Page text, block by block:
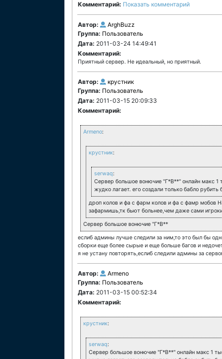
Комментарий: Показать комментарий
Автор:
ArghBuzz
Группа: Пользователь
Дата: 2011-03-24 14:49:41
Комментарий:
Приятный сервер. Не идеальный, но приятный.
Автор:
крустник
Группа: Пользователь
Дата: 2011-03-15 20:09:33
Комментарий:
Armeno:
крустник:
serwaq:
Сервер большое вонючие "Г*В**" онлайн макс 1
жудко лагает. его создали только бабло
дроп колов и фа с фарм колов и фа с фамр мобов
зафармишь,тк бьют больнее,чем даже сами
Сервер большое вонючие "Г*В**
еслиб админы лучше следили за ним,то это был бы
сборки еще более сырые и еще больше багов и
я не устану повторять,еслиб следили админы за
Автор:
Armeno
Группа: Пользователь
Дата: 2011-03-15 00:52:34
Комментарий:
крустник:
serwaq:
Сервер большое вонючие "Г*В**" онлайн макс 1